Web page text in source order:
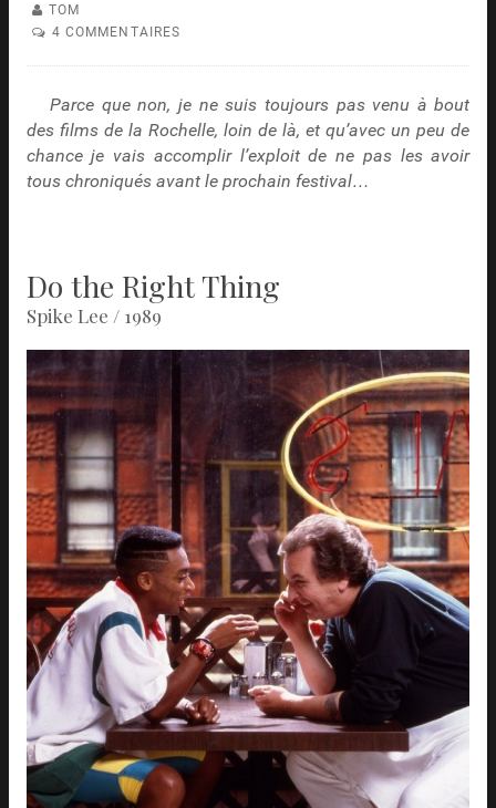
TOM
4 COMMENTAIRES
Parce que non, je ne suis toujours pas venu à bout
des films de la Rochelle, loin de là, et qu’avec un peu de
chance je vais accomplir l’exploit de ne pas les avoir
tous chroniqués avant le prochain festival…
Do the Right Thing
Spike Lee / 1989